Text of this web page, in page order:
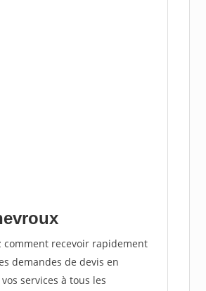
comment recevoir rapidement
demandes de devis en
services à tous les